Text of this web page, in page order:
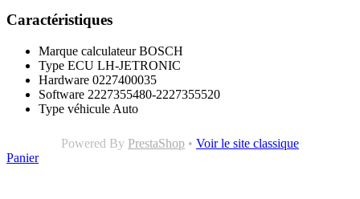
Caractéristiques
Marque calculateur BOSCH
Type ECU LH-JETRONIC
Hardware 0227400035
Software 2227355480-2227355520
Type véhicule Auto
Powered By PrestaShop • Voir le site classique
Panier